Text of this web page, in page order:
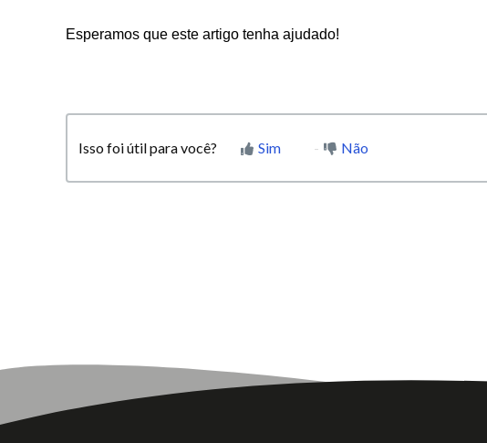
Esperamos que este artigo tenha ajudado!
Isso foi útil para você? Sim Não